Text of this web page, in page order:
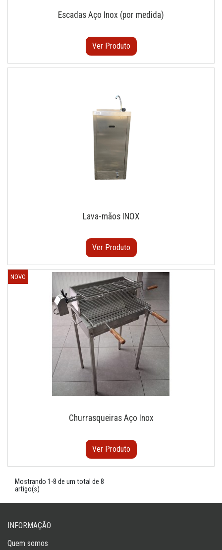
Escadas Aço Inox (por medida)
Ver Produto
Lava-mãos INOX
Ver Produto
Churrasqueiras Aço Inox
NOVO
Ver Produto
Mostrando 1-8 de um total de 8
artigo(s)
INFORMAÇÃO
Quem somos